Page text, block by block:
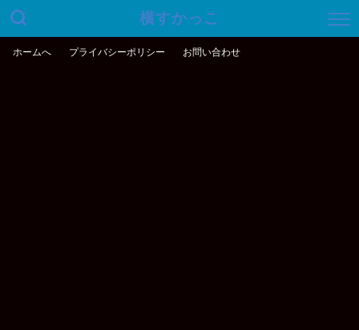
横すかっこ
ホームへ プライバシーポリシー お問い合わせ